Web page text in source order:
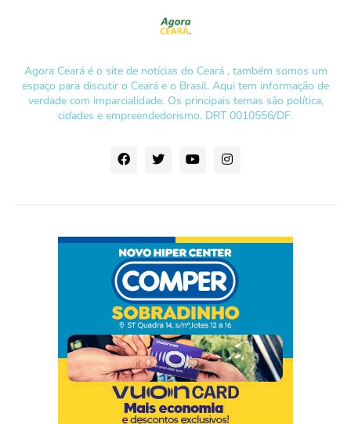
Agora Ceará é o site de notícias do Ceará , também somos um
espaço para discutir o Ceará e o Brasil. Aqui tem informação de
verdade com imparcialidade. Os principais temas são política,
cidades e empreendedorismo. DRT 0010556/DF.